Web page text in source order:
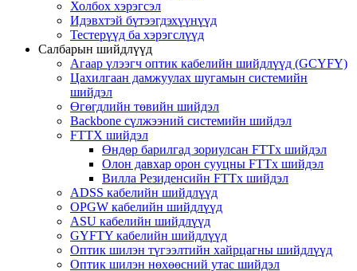
Холбох хэрэгсэл
Идэвхтэй бүтээгдэхүүнүүд
Тестерүүд ба хэрэгслүүд
Салбарын шийдлүүд
Агаар үлээгч оптик кабелийн шийдлүүд (GCYFY)
Цахилгаан дамжуулах шугамын системийн
шийдэл
Өгөгдлийн төвийн шийдэл
Backbone сүлжээний системийн шийдэл
FTTX шийдэл
Өндөр барилгад зориулсан FTTx шийдэл
Олон давхар орон сууцны FTTx шийдэл
Вилла Резиденсийн FTTx шийдэл
ADSS кабелийн шийдлүүд
OPGW кабелийн шийдлүүд
ASU кабелийн шийдлүүд
GYFTY кабелийн шийдлүүд
Оптик шилэн түгээлтийн хайрцагны шийдлүүд
Оптик шилэн нөхөөсний утас шийдэл